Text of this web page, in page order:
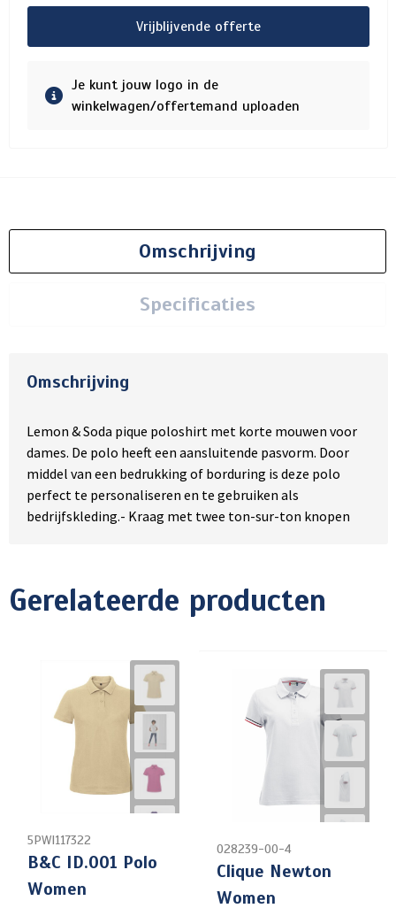
Vrijblijvende offerte
Je kunt jouw logo in de
winkelwagen/offertemand uploaden
Omschrijving
Specificaties
Omschrijving
Lemon & Soda pique poloshirt met korte mouwen voor
dames. De polo heeft een aansluitende pasvorm. Door
middel van een bedrukking of borduring is deze polo
perfect te personaliseren en te gebruiken als
bedrijfskleding.- Kraag met twee ton-sur-ton knopen
Gerelateerde producten
5PWI117322
B&C ID.001 Polo
Women
028239-00-4
Clique Newton
Women